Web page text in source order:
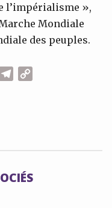
l’impérialisme »,
Mondiale
des peuples.
WhatsApp
Telegram